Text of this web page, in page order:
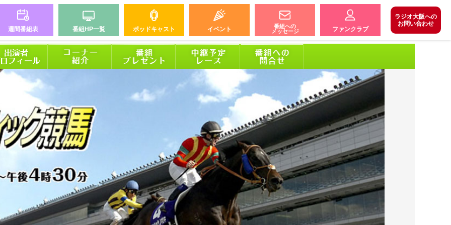
週間番組表 番組HP一覧 ポッドキャスト イベント
番組への
メッセージ
ファンクラブ
ラジオ大阪への
お問い合わせ